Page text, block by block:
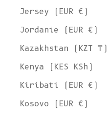
Jersey (EUR €)
Jordanie (EUR €)
Kazakhstan (KZT ₸)
Kenya (KES KSh)
Kiribati (EUR €)
Kosovo (EUR €)